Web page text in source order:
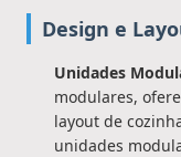
Design e
Unidades
modulares,
layout de
unidades